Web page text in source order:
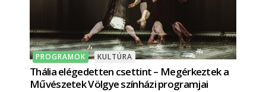
PROGRAMOK KULTÚRA
Thália elégedetten csettint – Megérkeztek a
Művészetek Völgye színházi programjai